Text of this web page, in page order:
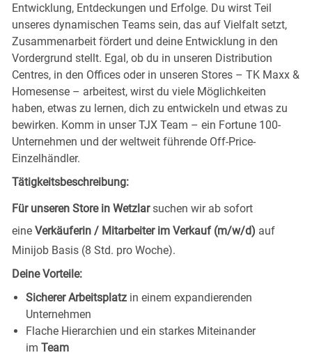
Entwicklung, Entdeckungen und Erfolge. Du wirst Teil
unseres dynamischen Teams sein, das auf Vielfalt setzt,
Zusammenarbeit fördert und deine Entwicklung in den
Vordergrund stellt. Egal, ob du in unseren Distribution
Centres, in den Offices oder in unseren Stores – TK Maxx &
Homesense – arbeitest, wirst du viele Möglichkeiten
haben, etwas zu lernen, dich zu entwickeln und etwas zu
bewirken. Komm in unser TJX Team – ein Fortune 100-
Unternehmen und der weltweit führende Off-Price-
Einzelhändler.
Tätigkeitsbeschreibung:
Für unseren Store in Wetzlar suchen wir ab sofort
eine Verkäuferin / Mitarbeiter im Verkauf (m/w/d) auf
Minijob Basis (8 Std. pro Woche).
Deine Vorteile:
Sicherer Arbeitsplatz in einem expandierenden
Unternehmen
Flache Hierarchien und ein starkes Miteinander
im Team